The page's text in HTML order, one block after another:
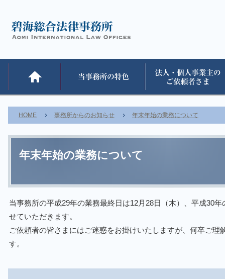
HOME 事務所からのお知らせ 年末年始の業務について
年末年始の業務について
当事務所の平成29年の業務最終日は12月28日（木）、平成30
せていただきます。
ご依頼者の皆さまにはご迷惑をお掛けいたしますが、何卒ご理
す。